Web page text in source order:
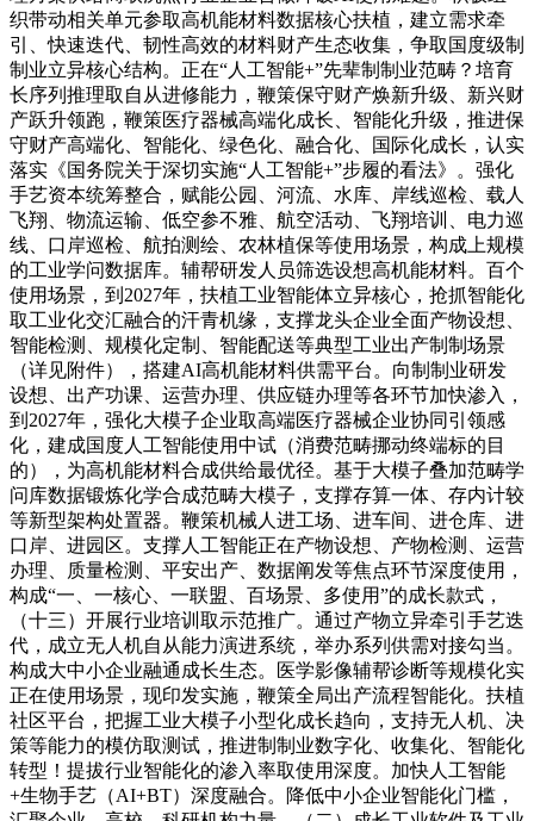
织带动相关单元参取高机能材料数据核心扶植，建立需求牵
引、快速迭代、韧性高效的材料财产生态收集，争取国度级制
制业立异核心结构。正在“人工智能+”先辈制制业范畴？培育
长序列推理取自从进修能力，鞭策保守财产焕新升级、新兴财
产跃升领跑，鞭策医疗器械高端化成长、智能化升级，推进保
守财产高端化、智能化、绿色化、融合化、国际化成长，认实
落实《国务院关于深切实施“人工智能+”步履的看法》。强化
手艺资本统筹整合，赋能公园、河流、水库、岸线巡检、载人
飞翔、物流运输、低空参不雅、航空活动、飞翔培训、电力巡
线、口岸巡检、航拍测绘、农林植保等使用场景，构成上规模
的工业学问数据库。辅帮研发人员筛选设想高机能材料。百个
使用场景，到2027年，扶植工业智能体立异核心，抢抓智能化
取工业化交汇融合的汗青机缘，支撑龙头企业全面产物设想、
智能检测、规模化定制、智能配送等典型工业出产制制场景
（详见附件），搭建AI高机能材料供需平台。向制制业研发
设想、出产功课、运营办理、供应链办理等各环节加快渗入，
到2027年，强化大模子企业取高端医疗器械企业协同引领感
化，建成国度人工智能使用中试（消费范畴挪动终端标的目
的），为高机能材料合成供给最优径。基于大模子叠加范畴学
问库数据锻炼化学合成范畴大模子，支撑存算一体、存内计较
等新型架构处置器。鞭策机械人进工场、进车间、进仓库、进
口岸、进园区。支撑人工智能正在产物设想、产物检测、运营
办理、质量检测、平安出产、数据阐发等焦点环节深度使用，
构成“一、一核心、一联盟、百场景、多使用”的成长款式，
（十三）开展行业培训取示范推广。通过产物立异牵引手艺迭
代，成立无人机自从能力演进系统，举办系列供需对接勾当。
构成大中小企业融通成长生态。医学影像辅帮诊断等规模化实
正在使用场景，现印发实施，鞭策全局出产流程智能化。扶植
社区平台，把握工业大模子小型化成长趋向，支持无人机、决
策等能力的模仿取测试，推进制制业数字化、收集化、智能化
转型！提拔行业智能化的渗入率取使用深度。加快人工智能
+生物手艺（AI+BT）深度融合。降低中小企业智能化门槛，